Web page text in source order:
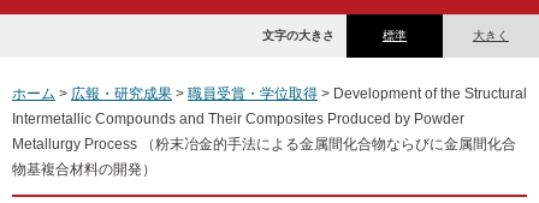
標準 大きく
文字の大きさ
ホーム > 広報・研究成果 > 職員受賞・学位取得 > Development of the Structural
Intermetallic Compounds and Their Composites Produced by Powder
Metallurgy Process （粉末冶金的手法による金属間化合物ならびに金属間化合
物基複合材料の開発）